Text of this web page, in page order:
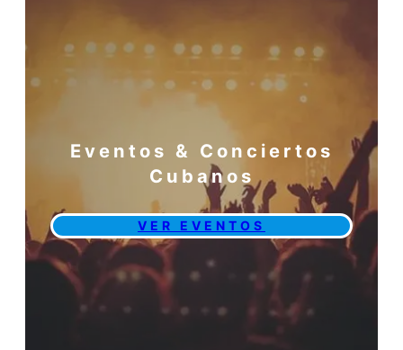
Eventos & Conciertos
Cubanos
VER EVENTOS